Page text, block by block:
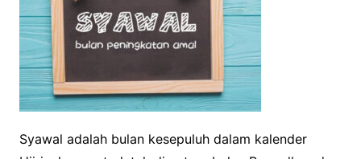
Syawal adalah bulan kesepuluh dalam kalender